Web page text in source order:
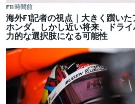
F11 時間前
海外F1記者の視点｜大きく躓いた
ホンダ。しかし近い将来、ドラ
力的な選択肢になる可能性